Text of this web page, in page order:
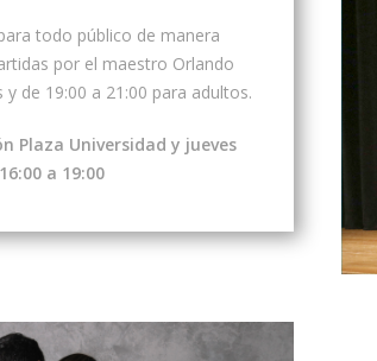
todo público de manera
por el maestro Orlando
de 19:00 a 21:00 para adultos.
Plaza Universidad y jueves
a 19:00